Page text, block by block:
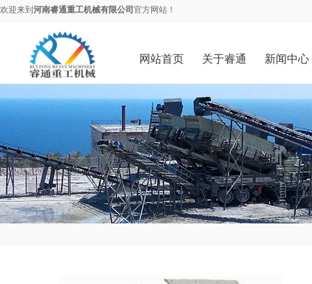
欢迎来到 河南睿通重工机械有限公司 官方网站！
网站首页 关于睿通 新闻中心